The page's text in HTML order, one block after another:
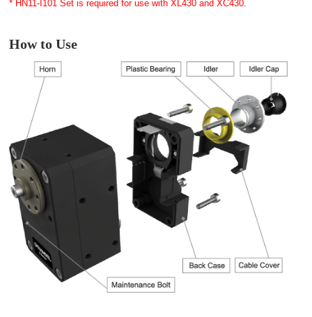
* HN11-I101 Set is required for use with XL430 and XC430.
How to Use